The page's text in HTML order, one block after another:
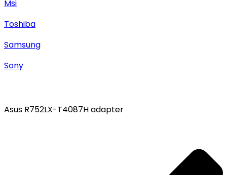
Msi
Toshiba
Samsung
Sony
Asus R752LX-T4087H adapter